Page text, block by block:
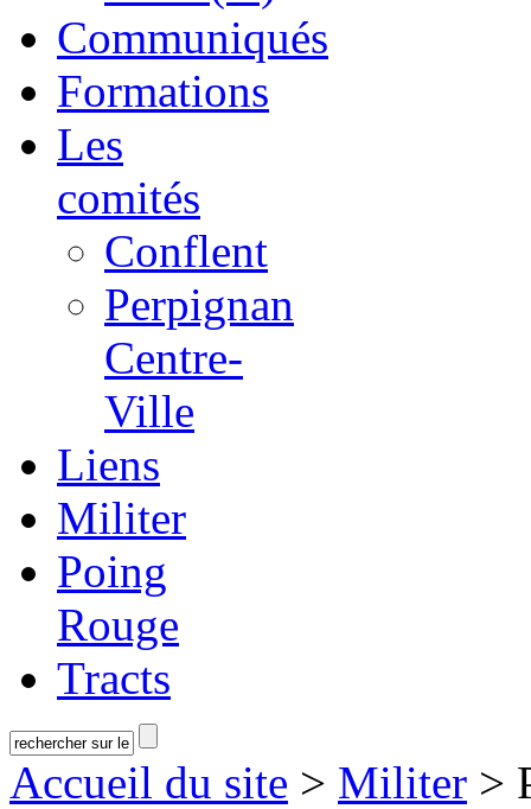
Communiqués
Formations
Les
comités
Conflent
Perpignan
Centre-
Ville
Liens
Militer
Poing
Rouge
Tracts
Accueil du site > Militer >